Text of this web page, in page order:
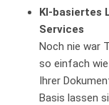
KI-basiertes
Services
Noch nie war
so einfach
Ihrer
Basis lassen